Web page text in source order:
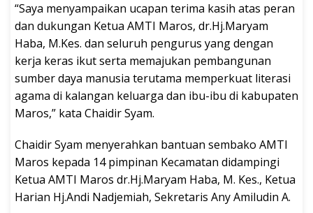
“Saya menyampaikan ucapan terima kasih atas peran
dan dukungan Ketua AMTI Maros, dr.Hj.Maryam
Haba, M.Kes. dan seluruh pengurus yang dengan
kerja keras ikut serta memajukan pembangunan
sumber daya manusia terutama memperkuat literasi
agama di kalangan keluarga dan ibu-ibu di kabupaten
Maros,” kata Chaidir Syam.
Chaidir Syam menyerahkan bantuan sembako AMTI
Maros kepada 14 pimpinan Kecamatan didampingi
Ketua AMTI Maros dr.Hj.Maryam Haba, M. Kes., Ketua
Harian Hj.Andi Nadjemiah, Sekretaris Any Amiludin A.